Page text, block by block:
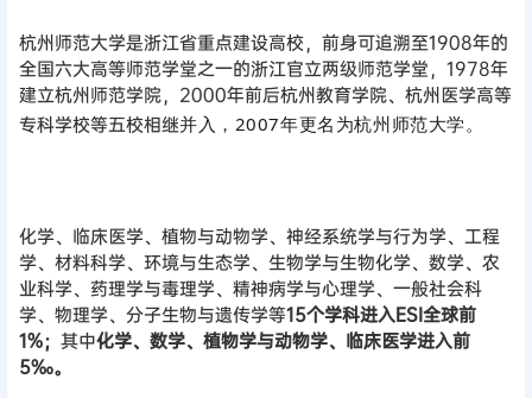
杭州师范大学是浙江省重点建设高校，前身可追溯至1908年的
全国六大高等师范学堂之一的浙江官立两级师范学堂，1978年
建立杭州师范学院，2000年前后杭州教育学院、杭州医学高等
专科学校等五校相继并入，2007年更名为杭州师范大学。
化学、临床医学、植物与动物学、神经系统学与行为学、工程
学、材料科学、环境与生态学、生物学与生物化学、数学、农
业科学、药理学与毒理学、精神病学与心理学、一般社会科
学、物理学、分子生物与遗传学等15个学科进入ESI全球前
1%； 其中化学、数学、植物学与动物学、临床医学进入前
5‰。